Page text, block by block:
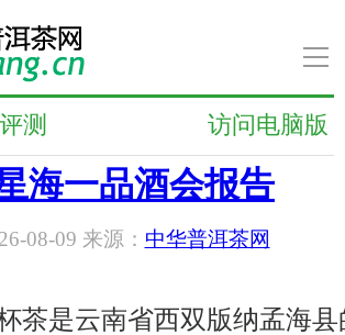
导
普洱茶知识
普洱茶文化
普洱茶人物
访问电脑版
测
海一品酒会报告
08-09 来源： 中华普洱茶网
茶是云南省西双版纳孟海